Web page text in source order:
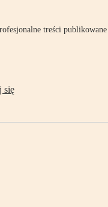
treści publikowane
się